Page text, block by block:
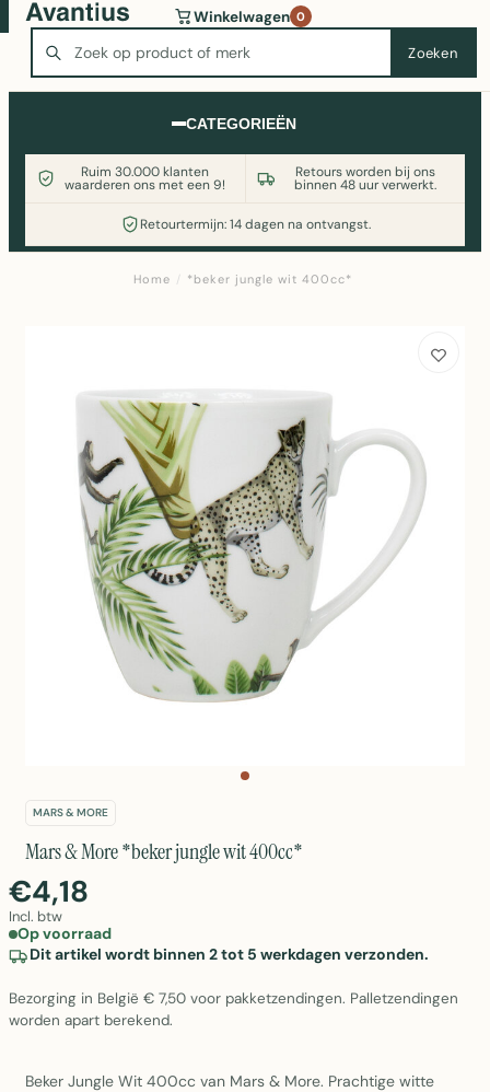
Zoeken
Winkelwagen 0
CATEGORIEËN
Ruim 30.000 klanten
waarderen ons met een 9!
Retours worden bij ons
binnen 48 uur verwerkt.
Retourtermijn: 14 dagen na ontvangst.
Wasmachine of koelkast nodig? Vergelijk alle prijzen op
Witgoedaanbod.nl
Home / *beker jungle wit 400cc*
MARS & MORE
Mars & More *beker jungle wit 400cc*
€4,18
Incl. btw
Op voorraad
Dit artikel wordt binnen 2 tot 5 werkdagen verzonden.
Bezorging in België € 7,50 voor pakketzendingen. Palletzendingen
worden apart berekend.
Beker Jungle Wit 400cc van Mars & More. Prachtige witte